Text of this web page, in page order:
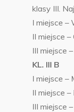
klasy III.
I miejsce –
II miejsce –
III miejsce
KL. III B
I miejsce –
II miejsce –
III miejsce